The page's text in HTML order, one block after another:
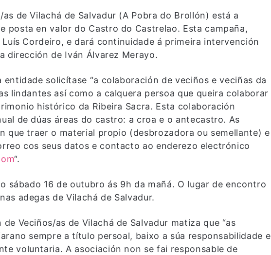
de Vilachá de Salvadur (A Pobra do Brollón) está a
posta en valor do Castro do Castrelao. Esta campaña,
Cordeiro, e dará continuidade á primeira intervención
dirección de Iván Álvarez Merayo.
entidade solicítase “a colaboración de veciños e veciñas da
lindantes así como a calquera persoa que queira colaborar
histórico da Ribeira Sacra. Esta colaboración
de dúas áreas do castro: a croa e o antecastro. As
que traer o material propio (desbrozadora ou semellante) e
cos seus datos e contacto ao enderezo electrónico
m“.
sábado 16 de outubro ás 9h da mañá. O lugar de encontro
adegas de Vilachá de Salvadur.
Veciños/as de Vilachá de Salvadur matiza que “as
sempre a título persoal, baixo a súa responsabilidade e
voluntaria. A asociación non se fai responsable de